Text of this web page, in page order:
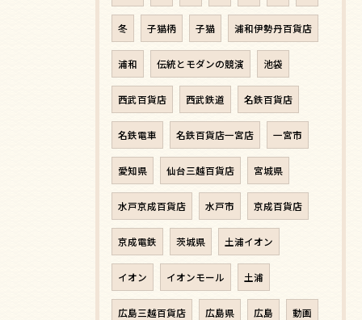
冬 子猫柄 子猫 浦和伊勢丹百貨店
浦和 伝統とモダンの競演 池袋
西武百貨店 西武鉄道 名鉄百貨店
名鉄電車 名鉄百貨店一宮店 一宮市
愛知県 仙台三越百貨店 宮城県
水戸京成百貨店 水戸市 京成百貨店
京成電鉄 茨城県 土浦イオン
イオン イオンモール 土浦
広島三越百貨店 広島県 広島 動画